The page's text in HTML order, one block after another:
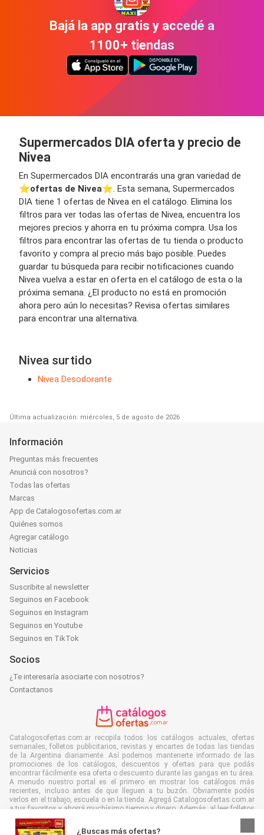
Bajá la app gratis y accedé a
1100+ tiendas
Supermercados DIA oferta y precio de
Nivea
En Supermercados DIA encontrarás una gran variedad de
⭐️ofertas de Nivea⭐️. Esta semana, Supermercados
DIA tiene 1 ofertas de Nivea en el catálogo. Elimina los
filtros para ver todas las ofertas de Nivea, encuentra los
mejores precios y ahorra en tu próxima compra. Usa los
filtros para encontrar las ofertas de tu tienda o producto
favorito y compra al precio más bajo posible. Puedes
guardar tu búsqueda para recibir notificaciones cuando
Nivea vuelva a estar en oferta en el catálogo de esta o la
próxima semana. ¿El producto no está en promoción
ahora pero aún lo necesitas? Revisa ofertas similares
para encontrar una alternativa.
Nivea surtido
Nivea Desodorante
Última actualización: miércoles, 5 de agosto de 2026
¿Buscas más ofertas?
Información
Preguntas más frecuentes
Anunciá con nosotros?
Todas las ofertas
Marcas
App de Catalogosofertas.com.ar
Quiénes somos
Agregar catálogo
Noticias
Servicios
Suscribite al newsletter
Seguinos en Facebook
Seguinos en Instagram
Seguinos en Youtube
Seguinos en TikTok
Socios
¿Te interesaría asociarte con nosotros?
Contactanos
Catalogosofertas.com.ar recopila todos los catálogos actuales, ofertas
semanales, folletos publicitarios, revistas y encartes de todas las tiendas
de la Argentina diariamente. Así podemos mantenerte informado de las
promociones de los catálogos, descuentos y ofertas para que podás
encontrar fácilmente esa oferta o descuento durante las gangas en tu área.
A menudo nuestro portal es el primero en mostrar los catálogos más
recientes, incluso antes de que lleguen a tu buzón. Obviamente podés
verlos en el trabajo, escuela o en la tienda. Agregá Catalogosofertas.com.ar
a tus favoritos y ahorrá muchísimo tiempo y dinero. Además, al leer folletos
digitales contribuís a reducir el desperdicio de papel, lo cual es bueno para
el ambiente.